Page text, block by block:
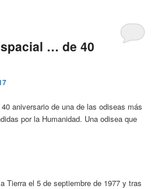
… de 40
aniversario de una de las odiseas más
por la Humanidad. Una odisea que
Tierra el 5 de septiembre de 1977 y tras